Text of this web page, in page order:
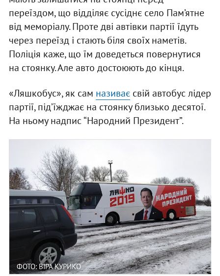
переїздом, що відділяє сусіднє село Пам’ятне
від меморіалу. Проте дві автівки партії їдуть
через переїзд і стають біля своїх наметів.
Поліція каже, що їм доведеться повернутися
на стоянку. Але авто достоюють до кінця.
«Ляшкобус», як сам називаєсвій автобус лідер
партії, під’їжджає на стоянку близько десятої.
На ньому надпис “Народний Президент”.
ФОТО: ВІРА КУРИКО